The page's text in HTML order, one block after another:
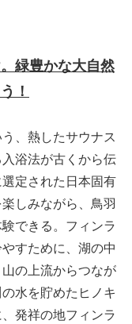
緑豊かな大自然
！
、熱したサウナス
浴法が古くから伝
定された日本固有
しみながら、鳥羽
できる。フィンラ
すために、湖の中
の上流からつなが
水を貯めたヒノキ
発祥の地フィンラ